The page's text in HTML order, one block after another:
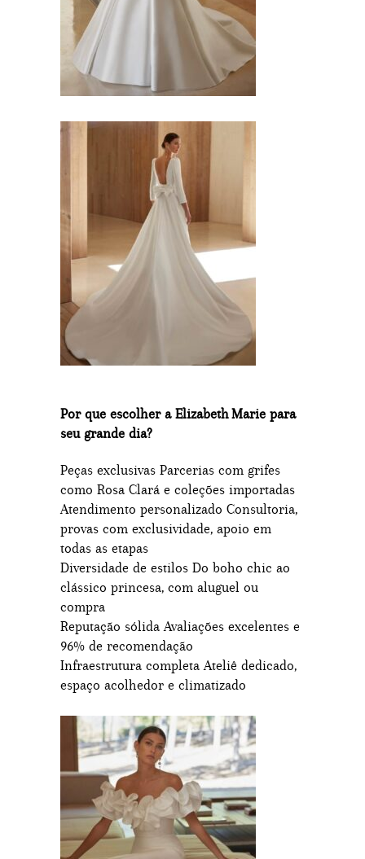
Por que escolher a Elizabeth Marie para
seu grande dia?
Peças exclusivas Parcerias com grifes
como Rosa Clará e coleções importadas
Atendimento personalizado Consultoria,
provas com exclusividade, apoio em
todas as etapas
Diversidade de estilos Do boho chic ao
clássico princesa, com aluguel ou
compra
Reputação sólida Avaliações excelentes e
96% de recomendação
Infraestrutura completa Ateliê dedicado,
espaço acolhedor e climatizado